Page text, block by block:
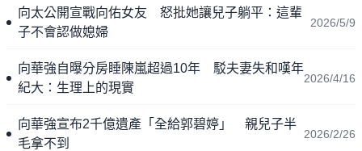
向太公開宣戰向佑女友 怒批她讓兒子躺平：這輩
子不會認做媳婦
2026/5/9
向華強自曝分房睡陳嵐超過10年 駁夫妻失和嘆年
紀大：生理上的現實
2026/4/16
向華強宣布2千億遺產「全給郭碧婷」 親兒子半
毛拿不到
2026/2/26